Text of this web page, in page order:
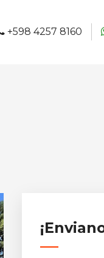
+598 4257 8160